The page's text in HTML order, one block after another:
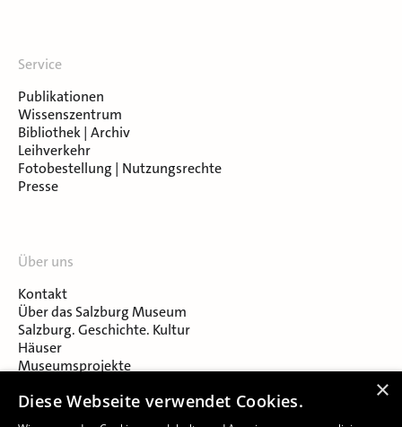
Service
Publikationen
Wissenszentrum
Bibliothek | Archiv
Leihverkehr
Fotobestellung | Nutzungsrechte
Presse
Über uns
Kontakt
Über das Salzburg Museum
Salzburg. Geschichte. Kultur
Häuser
Museumsprojekte
Museumsverein Celtic Heritage
×
Diese Webseite verwendet Cookies.